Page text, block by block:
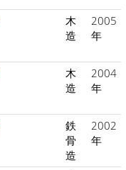
木
造
2005
年
木
造
2004
年
鉄
骨
造
2002
年